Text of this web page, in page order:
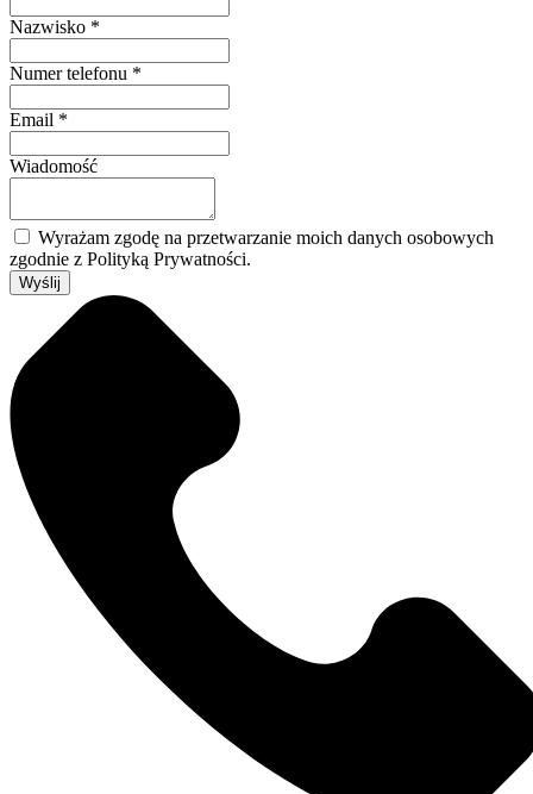
Nazwisko *
Numer telefonu *
Email *
Wiadomość
Wyrażam zgodę na przetwarzanie moich danych osobowych
zgodnie z Polityką Prywatności.
Wyślij